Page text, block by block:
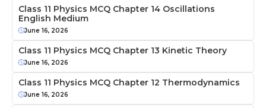
Class 11 Physics MCQ Chapter 14 Oscillations
English Medium
June 16, 2026
Class 11 Physics MCQ Chapter 13 Kinetic Theory
June 16, 2026
Class 11 Physics MCQ Chapter 12 Thermodynamics
June 16, 2026